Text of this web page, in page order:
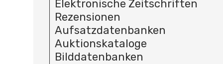
Elektronische Zeitschriften
Rezensionen
Aufsatzdatenbanken
Auktionskataloge
Bilddatenbanken